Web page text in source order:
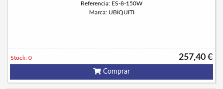
Referencia: ES-8-150W
Marca: UBIQUITI
257,40 €
Stock: 0
Comprar